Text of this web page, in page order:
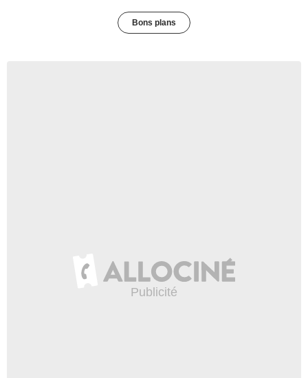
Bons plans